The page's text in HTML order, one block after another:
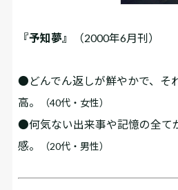
『予知夢』 （2000年6月刊）
●どんでん返しが鮮やかで、そ
高。
（40代・女性）
●何気ない出来事や記憶の全て
感。
（20代・男性）